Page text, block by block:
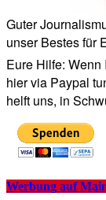
Guter
unser Bestes für
Eure Hilfe:
hier via Paypal
helft uns, in
Werbung auf